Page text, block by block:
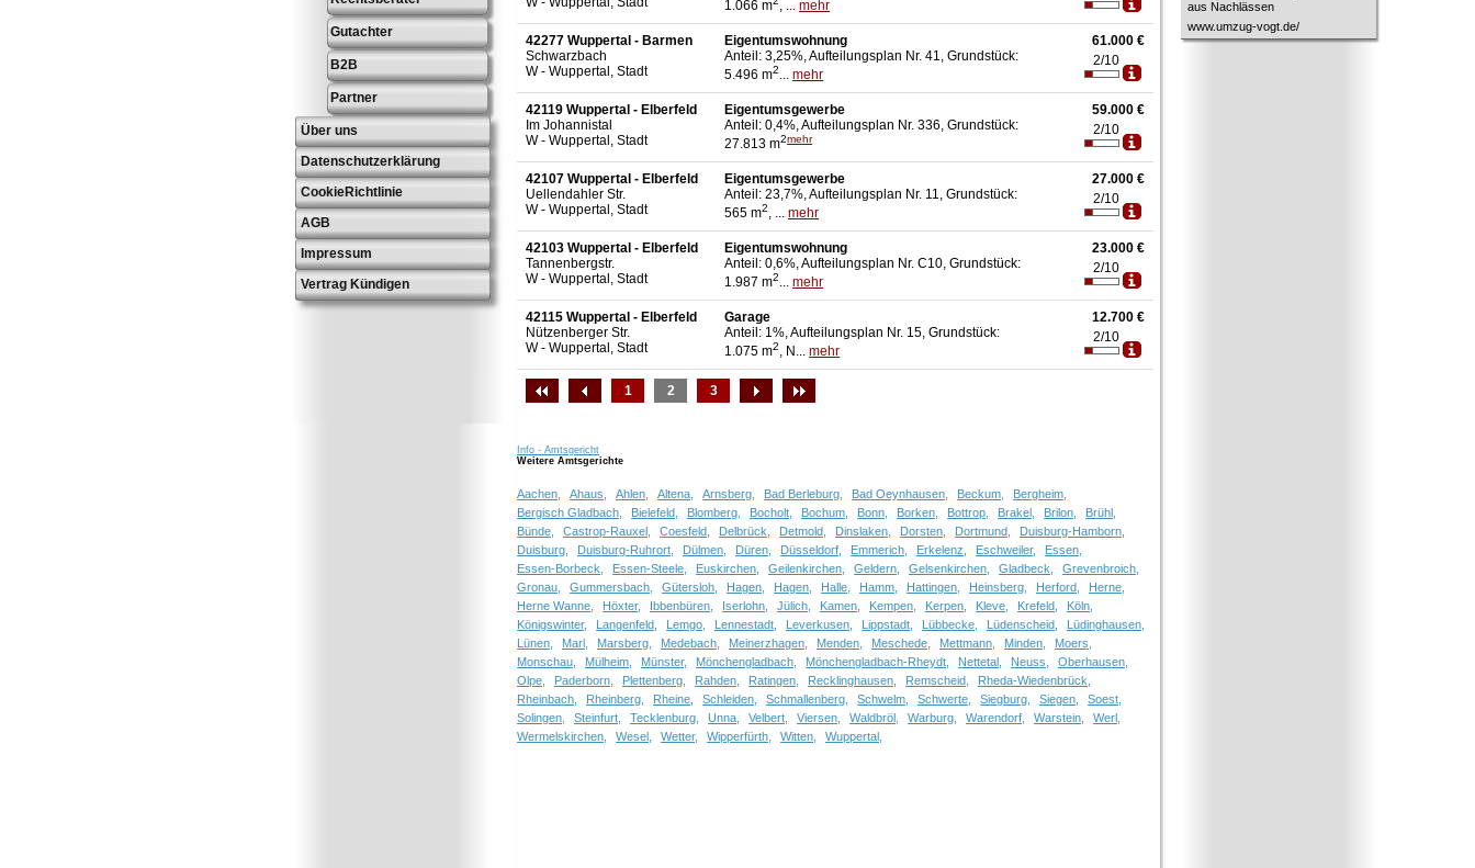
Gutachter
B2B
Partner
Über uns
Datenschutzerklärung
CookieRichtlinie
AGB
Impressum
Vertrag Kündigen
1.066 m
, ...mehr
42277 Wuppertal - Barmen
Schwarzbach
W - Wuppertal, Stadt
Eigentumswohnung
Anteil: 3,25%, Aufteilungsplan Nr. 41, Grundstück:
5.496 m2 ...mehr
61.000 €
2/10
42119 Wuppertal - Elberfeld
Im Johannistal
W - Wuppertal, Stadt
Eigentumsgewerbe
Anteil: 0,4%, Aufteilungsplan Nr. 336, Grundstück:
27.813 m2mehr
59.000 €
2/10
42107 Wuppertal - Elberfeld
Uellendahler Str.
W - Wuppertal, Stadt
Eigentumsgewerbe
Anteil: 23,7%, Aufteilungsplan Nr. 11, Grundstück:
565 m2 , ...mehr
27.000 €
2/10
42103 Wuppertal - Elberfeld
Tannenbergstr.
W - Wuppertal, Stadt
Eigentumswohnung
Anteil: 0,6%, Aufteilungsplan Nr. C10, Grundstück:
1.987 m2 ...mehr
23.000 €
2/10
42115 Wuppertal - Elberfeld
Nützenberger Str.
W - Wuppertal, Stadt
Garage
Anteil: 1%, Aufteilungsplan Nr. 15, Grundstück:
1.075 m2 , N...mehr
12.700 €
2/10
1 2 3
Info - Amtsgericht
Weitere Amtsgerichte
Aachen, Ahaus, Ahlen, Altena, Arnsberg, Bad Berleburg, Bad Oeynhausen, Beckum,
Bergheim,
Bergisch Gladbach,
Bielefeld, Blomberg, Bocholt, Bochum, Bonn, Borken, Bottrop, Brakel, Brilon,
Brühl,
Bünde,
Castrop-Rauxel, Coesfeld, Delbrück, Detmold, Dinslaken, Dorsten, Dortmund,
Duisburg-Hamborn,
Duisburg,
Duisburg-Ruhrort, Dülmen, Düren, Düsseldorf, Emmerich, Erkelenz, Eschweiler,
Essen,
Essen-Borbeck,
Essen-Steele, Euskirchen, Geilenkirchen, Geldern, Gelsenkirchen, Gladbeck,
Grevenbroich,
Gronau,
Gummersbach, Gütersloh, Hagen, Hagen, Halle, Hamm, Hattingen, Heinsberg, Herford,
Herne,
Herne Wanne,
Höxter, Ibbenbüren, Iserlohn, Jülich, Kamen, Kempen, Kerpen, Kleve, Krefeld,
Köln,
Königswinter,
Langenfeld, Lemgo, Lennestadt, Leverkusen, Lippstadt, Lübbecke, Lüdenscheid,
Lüdinghausen,
Lünen,
Marl, Marsberg, Medebach, Meinerzhagen, Menden, Meschede, Mettmann, Minden,
Moers,
Monschau,
Mülheim, Münster, Mönchengladbach, Mönchengladbach-Rheydt, Nettetal, Neuss,
Oberhausen,
Olpe,
Paderborn, Plettenberg, Rahden, Ratingen, Recklinghausen, Remscheid,
Rheda-Wiedenbrück,
Rheinbach,
Rheinberg, Rheine, Schleiden, Schmallenberg, Schwelm, Schwerte, Siegburg, Siegen,
Soest,
Solingen,
Steinfurt, Tecklenburg, Unna, Velbert, Viersen, Waldbröl, Warburg, Warendorf, Warstein,
Werl,
Wermelskirchen,
Wesel, Wetter, Wipperfürth, Witten, Wuppertal,
aus Nachlässen
www.umzug-vogt.de/